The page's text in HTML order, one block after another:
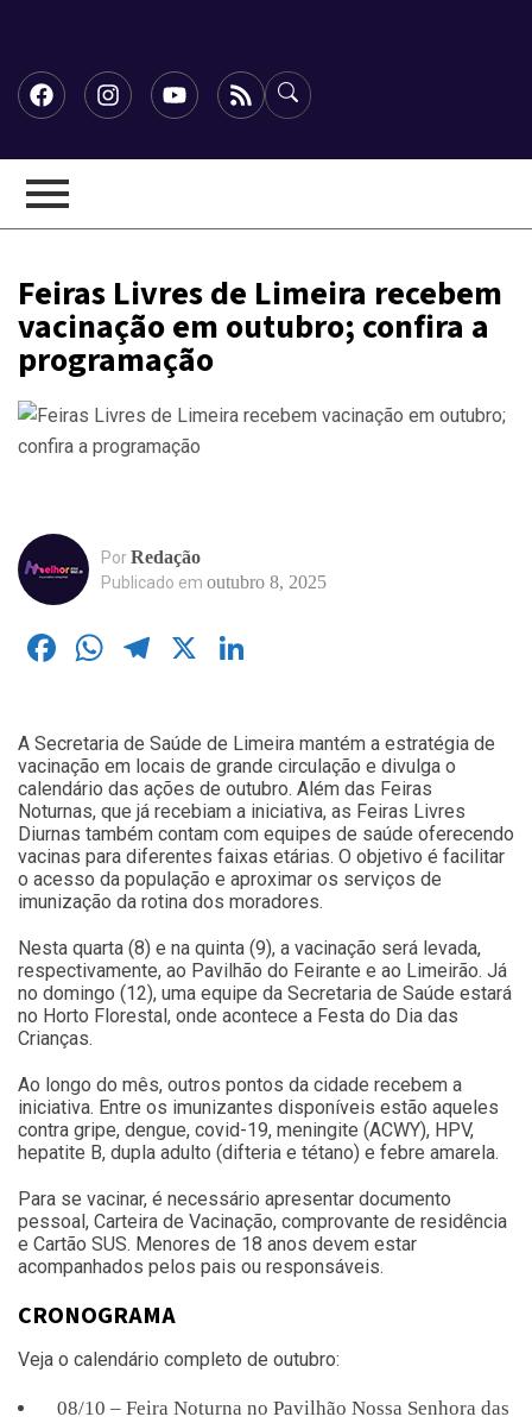
Feiras Livres de Limeira recebem
vacinação em outubro; confira a
programação
PorRedação
Publicado em outubro 8, 2025
Facebook
WhatsApp
Telegram
X
A Secretaria de Saúde de Limeira mantém a estratégia de
vacinação em locais de grande circulação e divulga o
calendário das ações de outubro. Além das Feiras
Noturnas, que já recebiam a iniciativa, as Feiras Livres
Diurnas também contam com equipes de saúde oferecendo
vacinas para diferentes faixas etárias. O objetivo é facilitar
o acesso da população e aproximar os serviços de
imunização da rotina dos moradores.
Nesta quarta (8) e na quinta (9), a vacinação será levada,
respectivamente, ao Pavilhão do Feirante e ao Limeirão. Já
no domingo (12), uma equipe da Secretaria de Saúde estará
no Horto Florestal, onde acontece a Festa do Dia das
Crianças.
Ao longo do mês, outros pontos da cidade recebem a
iniciativa. Entre os imunizantes disponíveis estão aqueles
contra gripe, dengue, covid-19, meningite (ACWY), HPV,
hepatite B, dupla adulto (difteria e tétano) e febre amarela.
Para se vacinar, é necessário apresentar documento
pessoal, Carteira de Vacinação, comprovante de residência
e Cartão SUS. Menores de 18 anos devem estar
acompanhados pelos pais ou responsáveis.
CRONOGRAMA
Veja o calendário completo de outubro:
08/10 – Feira Noturna no Pavilhão Nossa Senhora das